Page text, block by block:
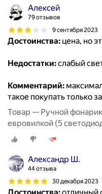
Алексей
79 отзывов
9 сентября 2023
Достоинства: цена, но
Недостатки:слабый
Комментарий:
такое покупать только
Товар — Ручной
евровилкой (5
Александр Ш.
44 отзыва
30 декабря 2023